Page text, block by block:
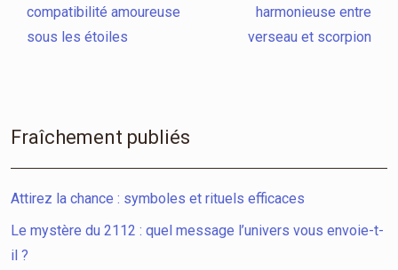
compatibilité amoureuse
sous les étoiles
harmonieuse entre
verseau et scorpion
Fraîchement publiés
Attirez la chance : symboles et rituels efficaces
Le mystère du 2112 : quel message l’univers vous envoie-t-
il ?